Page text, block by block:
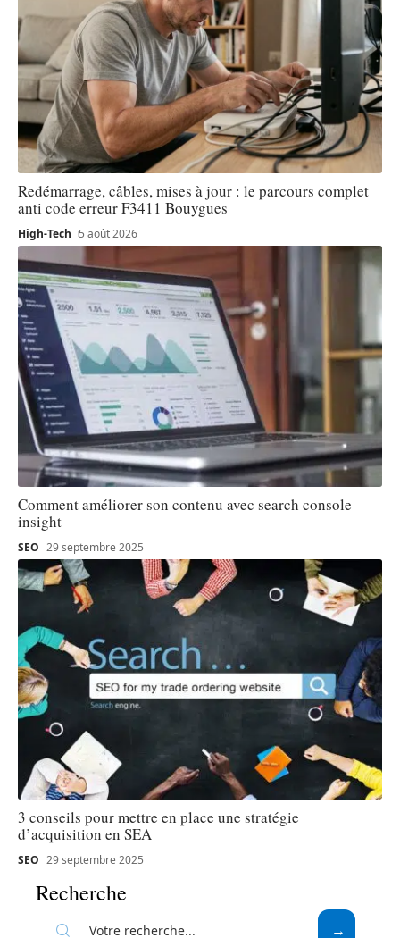
Redémarrage, câbles, mises à jour : le parcours complet
anti code erreur F3411 Bouygues
High-Tech 5 août 2026
Comment améliorer son contenu avec search console
insight
SEO 29 septembre 2025
3 conseils pour mettre en place une stratégie
d’acquisition en SEA
SEO 29 septembre 2025
Recherche